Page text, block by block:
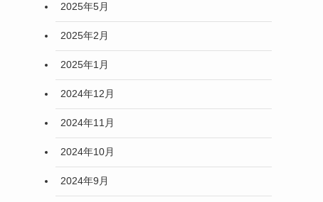
2025年5月
2025年2月
2025年1月
2024年12月
2024年11月
2024年10月
2024年9月